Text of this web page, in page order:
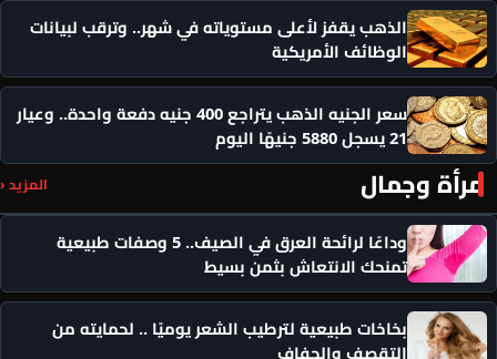
الذهب يقفز لأعلى مستوياته في شهر.. وترقب لبيانات
الوظائف الأمريكية
سعر الجنيه الذهب يتراجع 400 جنيه دفعة واحدة.. وعيار
21 يسجل 5880 جنيهًا اليوم
مرأة وجمال المزيد ‹
وداعًا لرائحة العرق في الصيف.. 5 وصفات طبيعية
تمنحك الانتعاش بثمن بسيط
بخاخات طبيعية لترطيب الشعر يوميًا .. لحمايته من
التقصف والجفاف